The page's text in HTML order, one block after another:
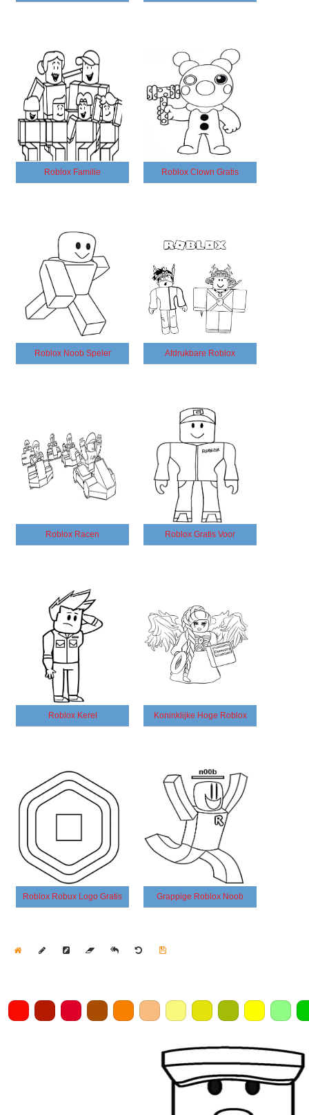
Roblox Familie Roblox Clown Gratis
Roblox Noob Speler Afdrukbare Roblox
Roblox Racen Roblox Gratis Voor
Roblox Kerel Koninklijke Hoge Roblox
Roblox Robux Logo Gratis Grappige Roblox Noob